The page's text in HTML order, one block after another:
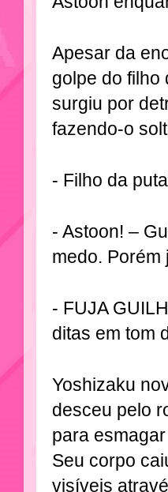
Apesar da
golpe do filho
surgiu por
fazendo-o
- Filho da
- Astoon! –
medo. Porém
- FUJA
ditas em tom
Yoshizaku
desceu pelo
para
Seu corpo
visíveis